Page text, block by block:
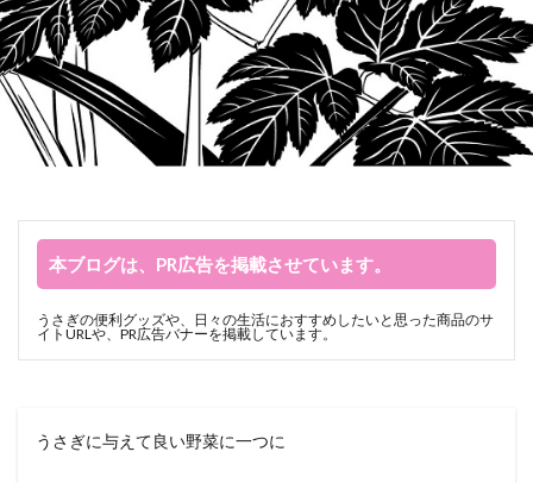
本ブログは、PR広告を掲載させています。
うさぎの便利グッズや、日々の生活におすすめしたいと思った商品のサ
イトURLや、PR広告バナーを掲載しています。
うさぎに与えて良い野菜に一つに